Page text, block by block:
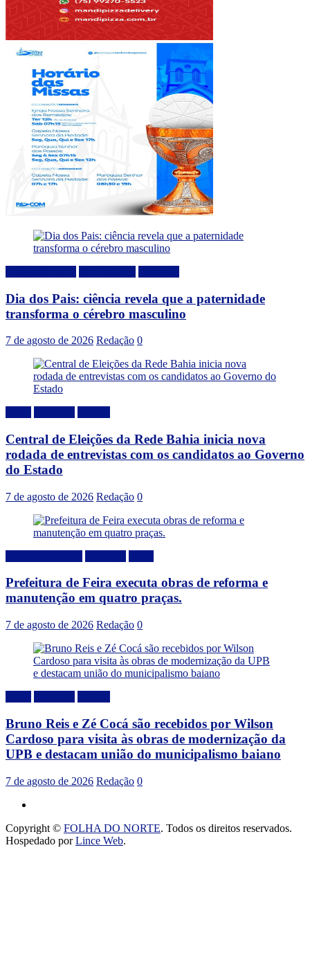
Dia dos Pais: ciência revela que a paternidade
transforma o cérebro masculino
7 de agosto de 2026 Redação 0
Central de Eleições da Rede Bahia inicia nova
rodada de entrevistas com os candidatos ao Governo
do Estado
7 de agosto de 2026 Redação 0
Prefeitura de Feira executa obras de reforma e
manutenção em quatro praças.
7 de agosto de 2026 Redação 0
Bruno Reis e Zé Cocá são recebidos por Wilson
Cardoso para visita às obras de modernização da
UPB e destacam união do municipalismo baiano
7 de agosto de 2026 Redação 0
Copyright © FOLHA DO NORTE. Todos os direitos reservados.
Hospedado porLince Web.